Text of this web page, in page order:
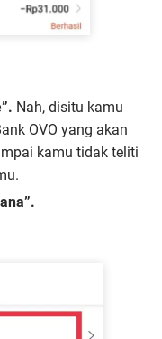
Nah, disitu kamu
OVO yang akan
kamu tidak teliti